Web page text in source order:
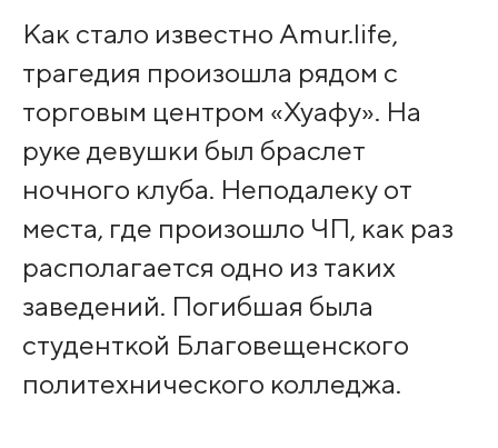
Как стало известно Amur.life,
трагедия произошла рядом с
торговым центром «Хуафу». На
руке девушки был браслет
ночного клуба. Неподалеку от
места, где произошло ЧП, как раз
располагается одно из таких
заведений. Погибшая была
студенткой Благовещенского
политехнического колледжа.